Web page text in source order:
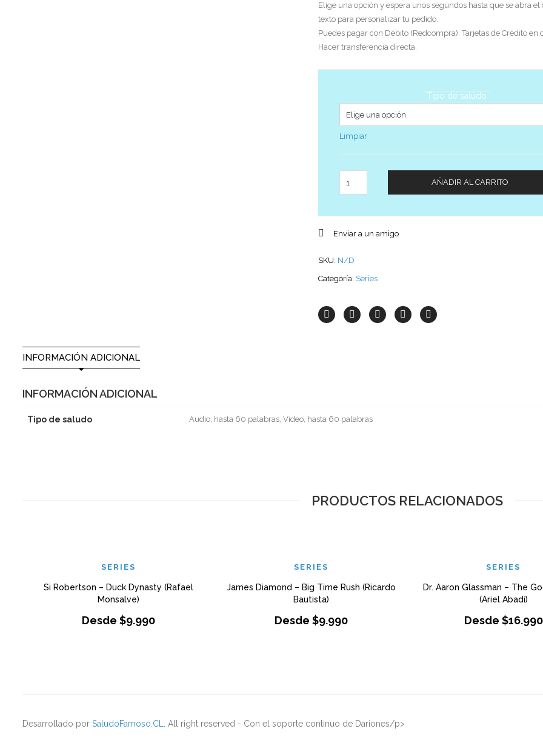
Elige una opción y espera unos segundos hasta que se abra el
texto para personalizar tu pedido.
Puedes pagar con Débito (Redcompra). Tarjetas de Crédito en
Hacer transferencia directa.
Tipo de saludo
Limpiar
AÑADIR AL CARRITO
Enviar a un amigo
SKU: N/D
Categoría: Series
INFORMACIÓN ADICIONAL
INFORMACIÓN ADICIONAL
Tipo de saludo Audio, hasta 60 palabras, Video, hasta 60 palabras
PRODUCTOS RELACIONADOS
SERIES
Si Robertson – Duck Dynasty (Rafael
Monsalve)
Desde$9.990
SERIES
James Diamond – Big Time Rush (Ricardo
Bautista)
Desde $9.990
SERIES
Dr. Aaron Glassman – The
(Ariel Abadi)
Desde $16.990
Desarrollado por SaludoFamoso.CL . All right reserved - Con el soporte continuo de Dariones/p>